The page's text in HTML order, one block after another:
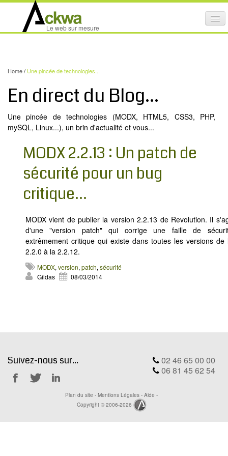
le
Le web sur mesure
MAINTENANCE DE SITES INTERNET
NOS PRODUITS
AUDIT D’ACCESSIBILITÉ INTERNET
PORTFOLIO
MODX
BLOG
CONTACT
Home/ Une pincée de technologies...
En direct du Blog...
Une pincée de technologies (MODX, HTML5, CSS3, PHP,
mySQL, Linux...), un brin d'actualité et vous...
MODX 2.2.13 : Un patch de
sécurité pour un bug
critique...
​​MODX vient de publier la version 2.2.13 de Revolution. Il
d'une "version patch" qui corrige ​une faille de
extrêmement critique qui existe dans toutes les versions de
2.2.0 à la 2.2.12.
MODX, version, patch, sécurité
Gildas
08/03/2014
02 46 65 00 00
06 81 45 62 54
Suivez-nous sur...
Notre
Linkedin
Plan du site - Mentions Légales - Aide -
Copyright © 2006-2026
Ackwa.fr